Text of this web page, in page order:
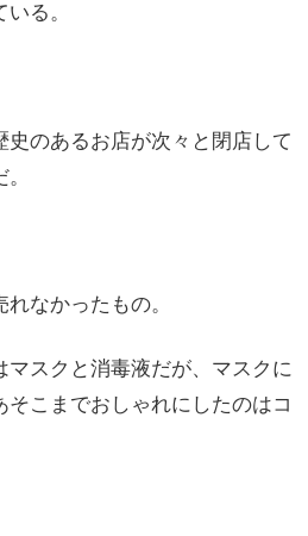
る。
史のあるお店が次々と閉店して
なかったもの。
マスクと消毒液だが、マスクに
そこまでおしゃれにしたのはコ